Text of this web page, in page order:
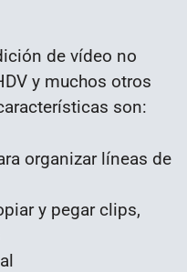
de vídeo no
y muchos otros
son:
organizar líneas de
y pegar clips,